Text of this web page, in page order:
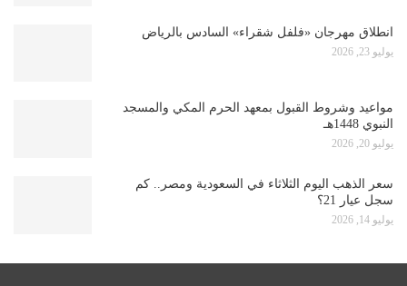
انطلاق مهرجان «فلفل شقراء» السادس بالرياض
يوليو 23, 2026
مواعيد وشروط القبول بمعهد الحرم المكي والمسجد
النبوي 1448هـ
يوليو 20, 2026
سعر الذهب اليوم الثلاثاء في السعودية ومصر.. كم
سجل عيار 21؟
يوليو 14, 2026